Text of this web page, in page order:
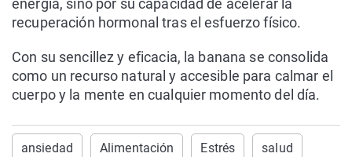
energía, sino por su capacidad de acelerar la
recuperación hormonal tras el esfuerzo físico.
Con su sencillez y eficacia, la banana se consolida
como un recurso natural y accesible para calmar el
cuerpo y la mente en cualquier momento del día.
ansiedad Alimentación Estrés salud